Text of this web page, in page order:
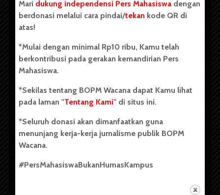
Copyright © 2023. All rights reserved BOPM WACANA.
Badan Otonom Pers Mahasiswa (BOPM) Wacana merupakan
pers mahasiswa yang berdiri di luar kampus dan dikelola
(USU). Sebelumnya BOPM Wacana merupakan salah satu
Unit Kegiatan Mahasiswa (UKM) di Universitas Sumatera
berdiri pada 1 Juli 1995.
Tentang Kami
Mari dukung independensi Pers Mahasiswa dengan
berdonasi melalui cara pindai/tekan kode QR di
atas!
*Mulai dengan minimal Rp10 ribu, Kamu telah
berkontribusi pada gerakan kemandirian Pers
Mahasiswa.
*Sekilas tentang BOPM Wacana dapat Kamu lihat
pada laman "Tentang Kami" di situs ini.
*Seluruh donasi akan dimanfaatkan guna
menunjang kerja-kerja jurnalisme publik BOPM
Wacana.
#PersMahasiswaBukanHumasKampus